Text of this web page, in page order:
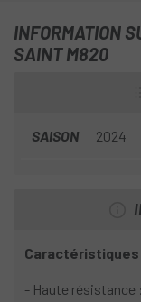
INFORMATION
SAINT M820
SAISON 2024
- Haute résistance